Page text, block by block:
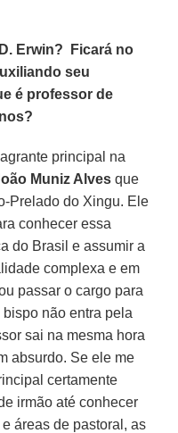
Erwin? Ficará no
seu
é professor de
principal na
Muniz Alves que
Prelado do Xingu. Ele
conhecer essa
do Brasil e assumir a
complexa e em
passar o cargo para
não entra pela
sai na mesma hora
absurdo. Se ele me
certamente
irmão até conhecer
áreas de pastoral, as